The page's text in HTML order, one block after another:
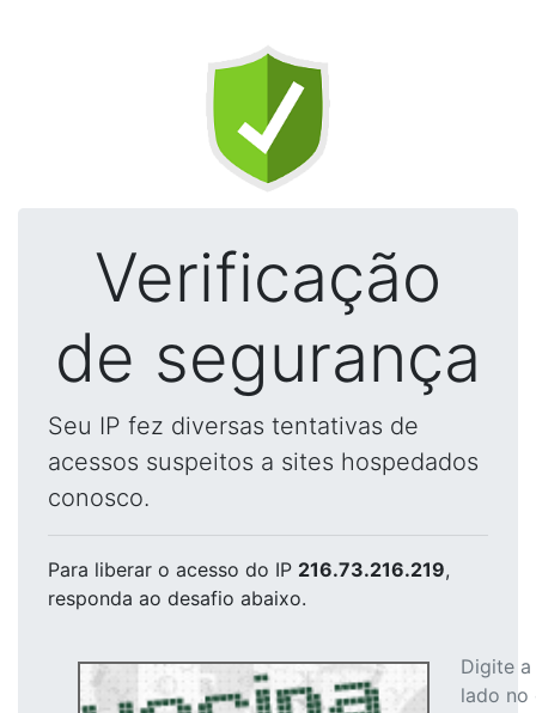
Verificação
de segurança
Seu IP fez diversas tentativas de
acessos suspeitos a sites hospedados
conosco.
Para liberar o acesso do IP 216.73.216.219,
responda ao desafio abaixo.
Digite
lado no